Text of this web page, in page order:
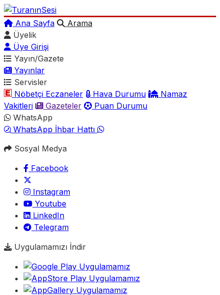
Ana Sayfa
Arama
Üyelik
Üye Girişi
Yayın/Gazete
Yayınlar
Servisler
Nöbetçi Eczaneler
Hava Durumu
Namaz
Vakitleri
Gazeteler
Puan Durumu
WhatsApp
WhatsApp İhbar Hattı
Sosyal Medya
Facebook
Instagram
Youtube
LinkedIn
Telegram
Uygulamamızı İndir